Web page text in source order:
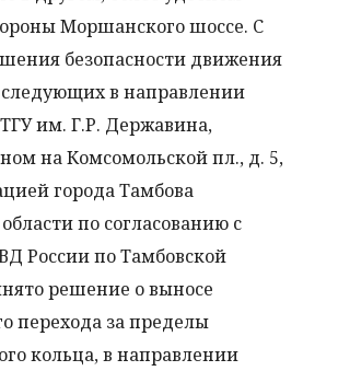
Моршанского шоссе. С
безопасности движения
в направлении
им. Г.Р. Державина,
на Комсомольской пл., д. 5,
города Тамбова
по согласованию с
России по Тамбовской
решение о выносе
перехода за пределы
кольца, в направлении